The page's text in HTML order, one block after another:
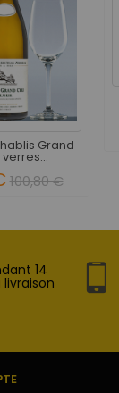
Grand
100,80 €
14